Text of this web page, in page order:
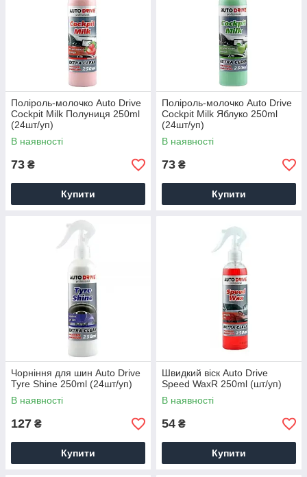
Поліроль-молочко Auto Drive
Cockpit Milk Полуниця 250ml
(24шт/уп)
В наявності
73 ₴
Купити
Поліроль-молочко Auto Drive
Cockpit Milk Яблуко 250ml
(24шт/уп)
В наявності
73 ₴
Купити
Чорніння для шин Auto Drive
Tyre Shine 250ml (24шт/уп)
В наявності
127 ₴
Купити
Швидкий віск Auto Drive
Speed WaxR 250ml (шт/уп)
В наявності
54 ₴
Купити